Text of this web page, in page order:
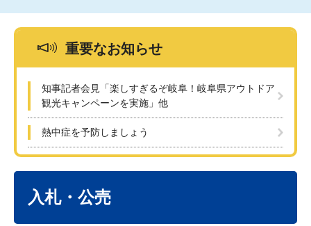
重要なお知らせ
知事記者会見「楽しすぎるぞ岐阜！岐阜県アウトドア
観光キャンペーンを実施」他
熱中症を予防しましょう
入札・公売